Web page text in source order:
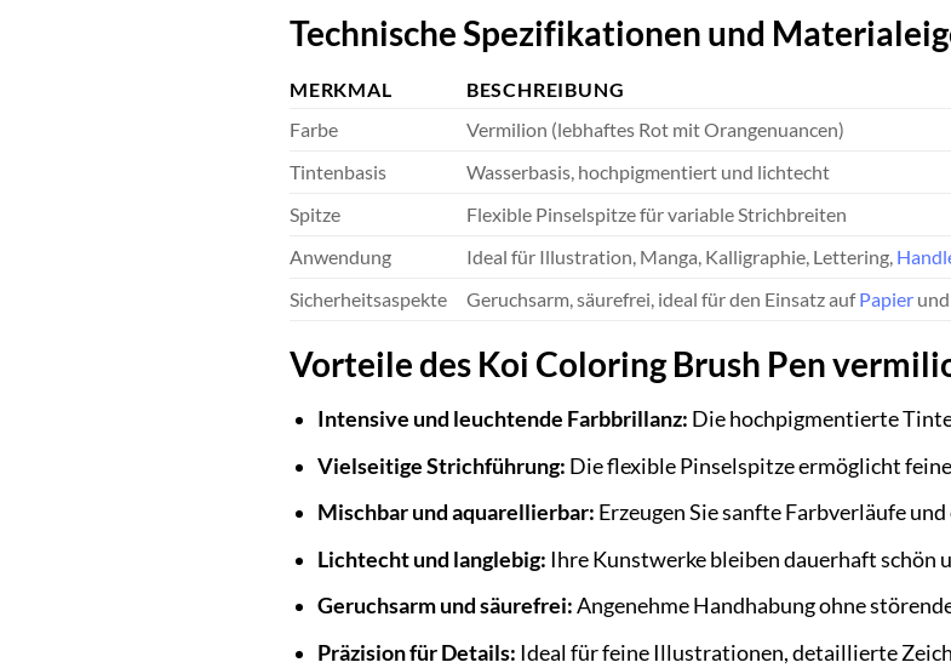
Technische Spezifikationen und
MERKMAL
BESCHREIBUNG
Farbe
Vermilion (lebhaftes Rot mit Orangenuancen)
Tintenbasis
Wasserbasis, hochpigmentiert und lichtecht
Spitze
Flexible Pinselspitze für variable Strichbreiten
Anwendung
Ideal für Illustration, Manga, Kalligraphie, Lettering,
Sicherheitsaspekte
Geruchsarm, säurefrei, ideal für den Einsatz aufPapier
Vorteile des Koi Coloring Brush Pen
Intensive und leuchtende Farbbrillanz: Die hochpigmentierte
Vielseitige Strichführung: Die flexible Pinselspitze ermöglicht
Mischbar und aquarellierbar: Erzeugen Sie sanfte Farbverläufe
Lichtecht und langlebig: Ihre Kunstwerke bleiben dauerhaft schön
Geruchsarm und säurefrei:Angenehme Handhabung ohne
Präzision für Details: Ideal für feine Illustrationen, detaillierte